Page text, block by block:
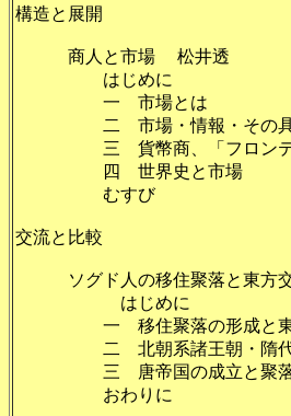
構造と展開
商人と市場
はじ
一 市場
二 市場・情報・そ
三 貨幣商、「フロン
四 世界史
むす
交流と比較
ソグド人の移住聚落と東
はじ
一 移住聚落の形成
二 北朝系諸王朝・
三 唐帝国の
おわ